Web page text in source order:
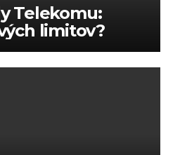
Telekomu:
limitov?